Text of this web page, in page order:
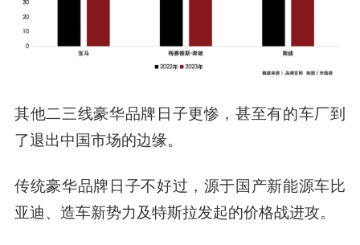
其他二三线豪华品牌日子更惨，甚至有的车厂到
了退出中国市场的边缘。
传统豪华品牌日子不好过，源于国产新能源车比
亚迪、造车新势力及特斯拉发起的价格战进攻。